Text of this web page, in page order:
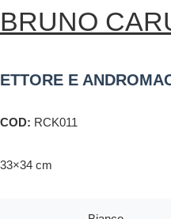
BRUNO
ETTORE E
COD: RCK011
33×34 cm